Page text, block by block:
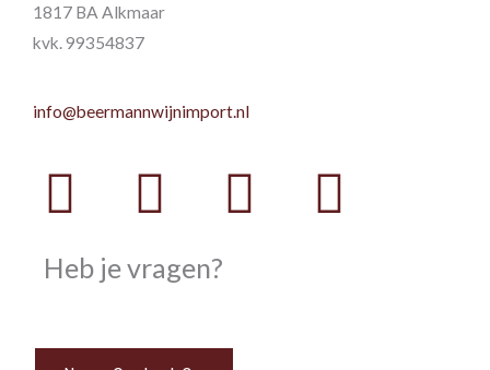
1817 BA Alkmaar
kvk. 99354837
info@beermannwijnimport.nl
Facebook
Twitter
Youtube
Heb je vragen?